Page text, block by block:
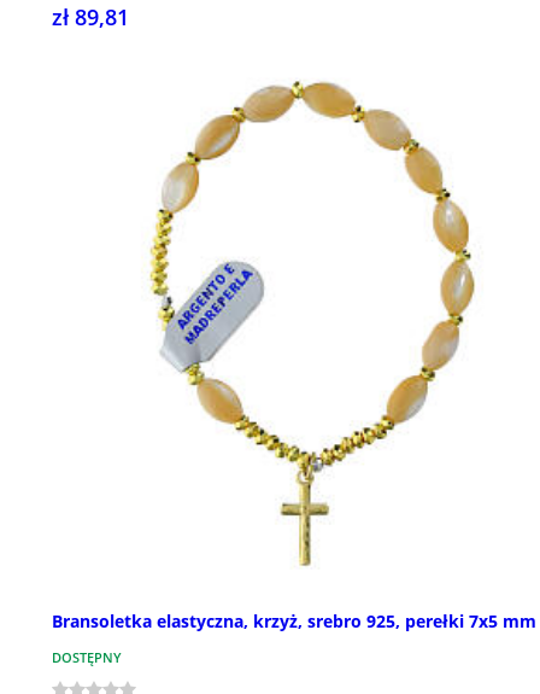
zł 89,81
Bransoletka elastyczna, krzyż, srebro 925, perełki 7x5 mm
DOSTĘPNY